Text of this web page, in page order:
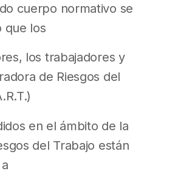
cuerpo normativo se
que los
los trabajadores y
de Riesgos del
en el ámbito de la
del Trabajo están